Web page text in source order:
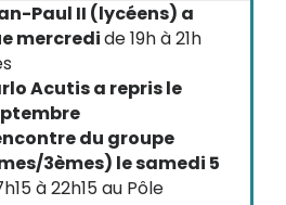
Paul II (lycéens) a
mercredide 19h à 21h
Acutis a repris le
du groupe
3èmes) le samedi 5
à 22h15 au Pôle